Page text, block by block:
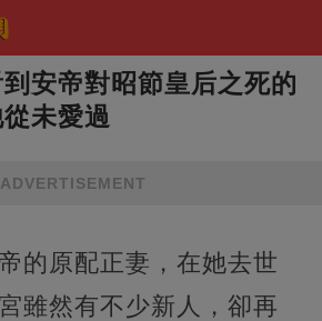
安帝對昭節皇后之死的
未愛過
ADVERTISEMENT
的原配正妻，在她去世
雖然有不少新人，卻再